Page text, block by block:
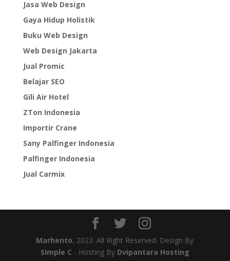
Jasa Web Design
Gaya Hidup Holistik
Buku Web Design
Web Design Jakarta
Jual Promic
Belajar SEO
Gili Air Hotel
ZTon Indonesia
Importir Crane
Sany Palfinger Indonesia
Palfinger Indonesia
Jual Carmix
Marhento, 2023. All Right Reserved. Design By
Simple C - Hosting By Dvipantara Hosting